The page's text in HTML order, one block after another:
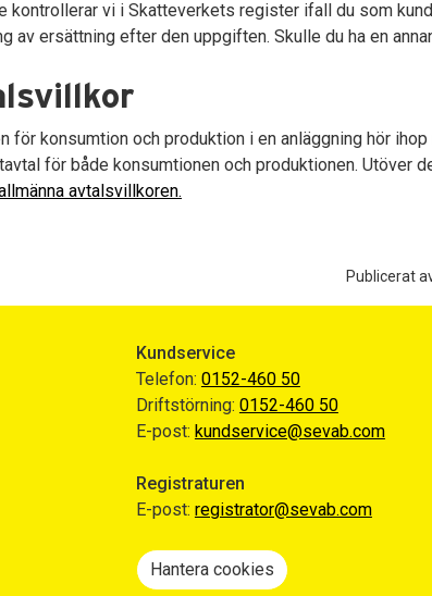
kontrollerar vi i Skatteverkets register ifall du som
av ersättning efter den uppgiften. Skulle du ha en
för konsumtion och produktion i en anläggning hör
för både konsumtionen och produktionen. Utöver
avtalsvillkoren.
Publicerat
Kundservice
Telefon: 0152-460 50
Driftstörning: 0152-460 50
E-post: kundservice@sevab.com
Registraturen
E-post: registrator@sevab.com
Hantera cookies